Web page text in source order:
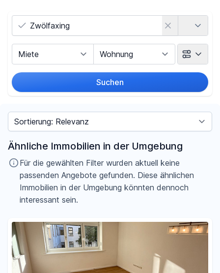
Suchen
Preis
Fläche
-
Sortieren nach
Ähnliche Immobilien in der Umgebung
Für die gewählten Filter wurden aktuell keine
passenden Angebote gefunden. Diese ähnlichen
Immobilien in der Umgebung könnten dennoch
interessant sein.